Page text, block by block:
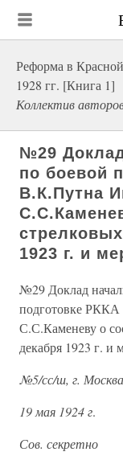
Реформа в
1928 гг. [Книга 1]
Коллектив
№29
по боевой
В.К.Путна
1923 г. и
№29 Доклад
подготовке
С.С.Каменеву о
декабря 1923 г.
№5/сс/ш, г. Москва
19 мая 1924 г.
Сов. секретно